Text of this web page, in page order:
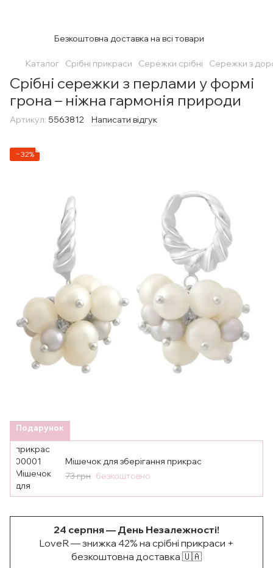
Безкоштовна доставка на всі товари
Каталог Срібні прикраси Сережки срібні Сережки з
Срібні сережки з перлами у формі
грона – ніжна гармонія природи
Артикул: 5563812 Написати відгук
−32%
Подарунок
Мішечок для зберігання прикрас
73 грн безкоштовно
24 серпня — День Незалежності!
LoveR — знижка 42% на срібні прикраси +
безкоштовна доставка 🇺🇦